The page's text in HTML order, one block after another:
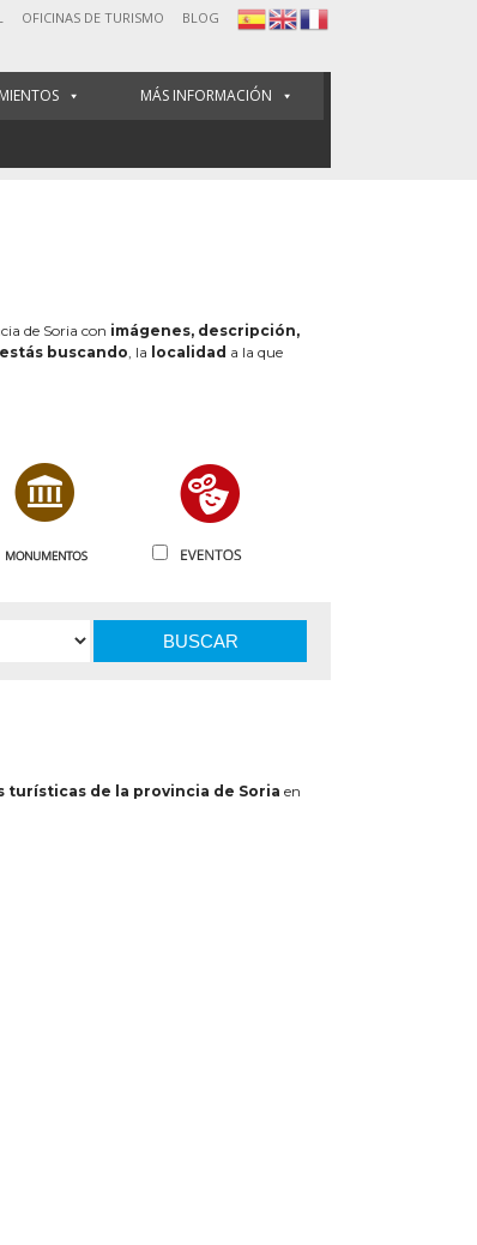
OFICINAS DE TURISMO BLOG
MÁS INFORMACIÓN
de Soria con imágenes, descripción,
buscando, la localidad a la que
BUSCAR
turísticas de la provincia de Soria en